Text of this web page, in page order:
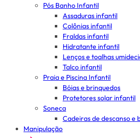
Pós Banho Infantil
Assaduras infantil
Colônias infantil
Fraldas infantil
Hidratante infantil
Lenços e toalhas
Talco infantil
Praia e Piscina Infantil
Bóias e brinquedos
Protetores solar infantil
Soneca
Cadeiras de descanso e
Manipulação